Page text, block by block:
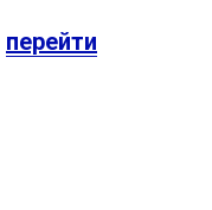
перейти